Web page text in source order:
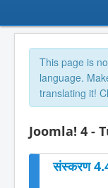
This page is
language.
translating it!
Joomla! 4 -
संस्करण